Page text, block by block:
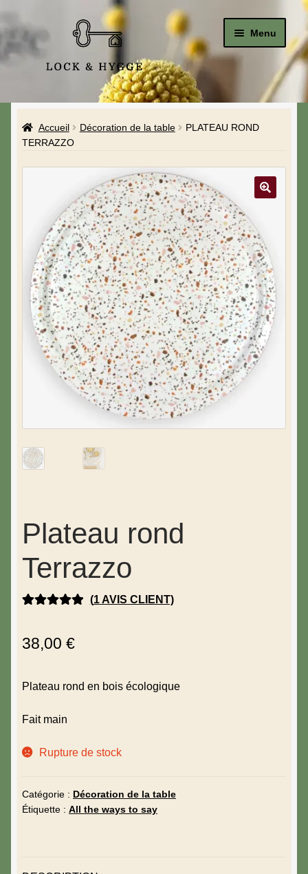
Menu
Le Studio
La Boutique
A propos de moi
Mon compte
Blog & Hygge
Accueil Décoration de la table
PLATEAU ROND
TERRAZZO
Plateau rond
Terrazzo
BASÉ SUR
CLIENT
(1AVIS CLIENT)
38,00 €
Plateau rond en bois écologique
Fait main
Rupture de stock
Catégorie : Décoration de la table
Étiquette : All the ways to say